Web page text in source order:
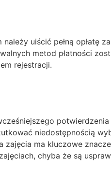
uiścić pełną opłatę
metod płatności
rejestracji.
niedostępnością
zajęcia ma kluczowe
chyba że są